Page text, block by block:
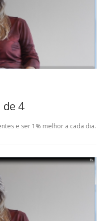
de 4
e ser 1% melhor a cada dia.